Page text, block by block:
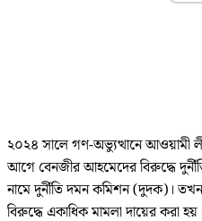
২০২৪ সালে গণ-অভ্যুত্থানে আওয়ামী
আগে বেনজীর আহমেদের বিরুদ্ধে
নামে দুর্নীতি দমন কমিশন (দুদক)।
বিরুদ্ধে একাধিক মামলা দায়ের করা